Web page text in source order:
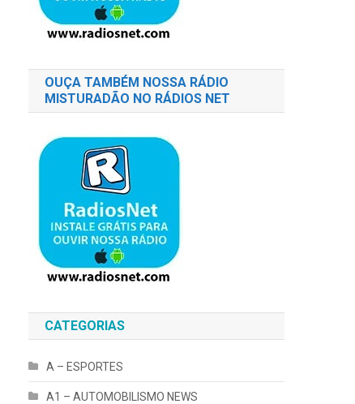
OUÇA TAMBÉM NOSSA RÁDIO
MISTURADÃO NO RÁDIOS NET
CATEGORIAS
A – ESPORTES
A1 – AUTOMOBILISMO NEWS